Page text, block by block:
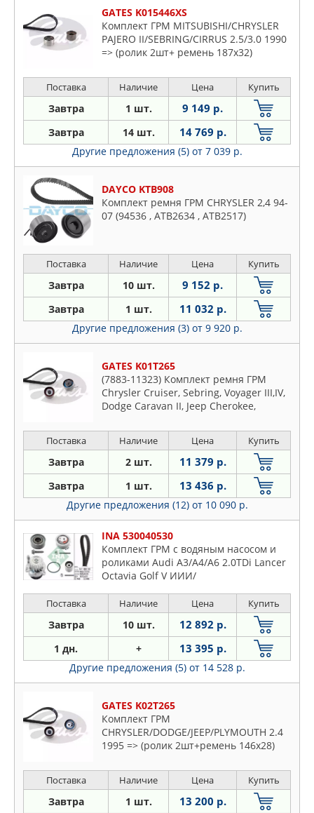
GATES K015446XS
Комплект ГРМ MITSUBISHI/CHRYSLER
PAJERO II/SEBRING/CIRRUS 2.5/3.0 1990
=> (ролик 2шт+ ремень 187x32)
Поставка Наличие Цена Купить
Завтра 1 шт. 9 149 р.
Завтра 14 шт. 14 769 р.
Другие предложения (5) от 7 039 р.
DAYCO KTB908
Комплект ремня ГРМ CHRYSLER 2,4 94-
07 (94536 , ATB2634 , ATB2517)
Поставка Наличие Цена Купить
Завтра 10 шт. 9 152 р.
Завтра 1 шт. 11 032 р.
Другие предложения (3) от 9 920 р.
GATES K01T265
(7883-11323) Комплект ремня ГРМ
Chrysler Cruiser, Sebring, Voyager III,IV,
Dodge Caravan II, Jeep Cherokee,
Поставка Наличие Цена Купить
Завтра 2 шт. 11 379 р.
Завтра 1 шт. 13 436 р.
Другие предложения (12) от 10 090 р.
INA 530040530
Комплект ГРМ с водяным насосом и
роликами Audi A3/A4/A6 2.0TDi Lancer
Octavia Golf V ИИИ/
Поставка Наличие Цена Купить
Завтра 10 шт. 12 892 р.
1 дн. + 13 395 р.
Другие предложения (5) от 14 528 р.
GATES K02T265
Комплект ГРМ
CHRYSLER/DODGE/JEEP/PLYMOUTH 2.4
1995 => (ролик 2шт+ремень 146x28)
Поставка Наличие Цена Купить
Завтра 1 шт. 13 200 р.